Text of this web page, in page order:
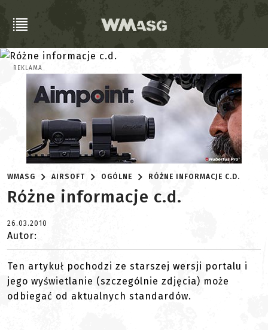
REKLAMA
WMASG AIRSOFT OGÓLNE RÓŻNE INFORMACJE C.D.
Różne informacje c.d.
26.03.2010
Autor:
Ten artykuł pochodzi ze starszej wersji portalu i
jego wyświetlanie (szczególnie zdjęcia) może
odbiegać od aktualnych standardów.